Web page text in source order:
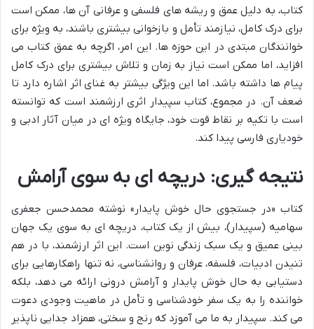
کتاب، به دلیل عمق و ریشه های فلسفی و عرفانی آن ها، ممکن است
برای درک کامل، نیازمند تأمل و بازخوانی بیشتری باشند، به ویژه برای
خوانندگان مبتدی در این حوزه ها. این امر، اگرچه به عمق کتاب می
افزاید، اما ممکن است نیاز به زمان و تلاش بیشتری برای درک کامل
پیام ها داشته باشد. اما این ویژگی بیشتر به غنای اثر اشاره دارد تا
ضعف آن. در مجموع، کتاب سپیدار اثری ارزشمند است که توانسته
است با تکیه بر نقاط قوت خود، جایگاه ویژه ای در میان آثار ادبی و
خودیاری فارسی پیدا کند.
نتیجه گیری: دریچه ای به سوی آرامش
کتاب «در جستجوی حال خوش پایدار» نوشته محمدحسن جعفری
سهامیه (سپیدار)، بیش از یک کتاب، دریچه ای به سوی یک جهان
بینی عمیق و یک سبک زندگی نوین است. این اثر ارزشمند، با در هم
تنیدن ادبیات، فلسفه، عرفان و روانشناسی، نه تنها راهکارهایی برای
دستیابی به حال خوش پایدار و آرامش درونی ارائه می دهد، بلکه
خواننده را به یک سفر خودشناسی و تأمل در ماهیت وجودی دعوت
می کند. سپیدار به ما می آموزد که رنج و سختی، همزاد جدایی ناپذیر